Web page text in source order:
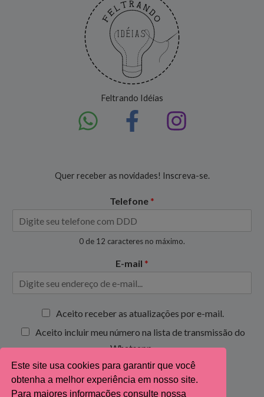
Feltrando Idéias
Quer receber as novidades! Inscreva-se.
Telefone *
0 de 12 caracteres no máximo.
E-mail *
x
s
d
e
Aceito receber as atualizações por e-mail.
Aceito incluir meu número na lista de transmissão do
Whatsapp.
Inscrever-se
Este site usa cookies para garantir que você
obtenha a melhor experiência em nosso site.
Para maiores informações consulte nossa